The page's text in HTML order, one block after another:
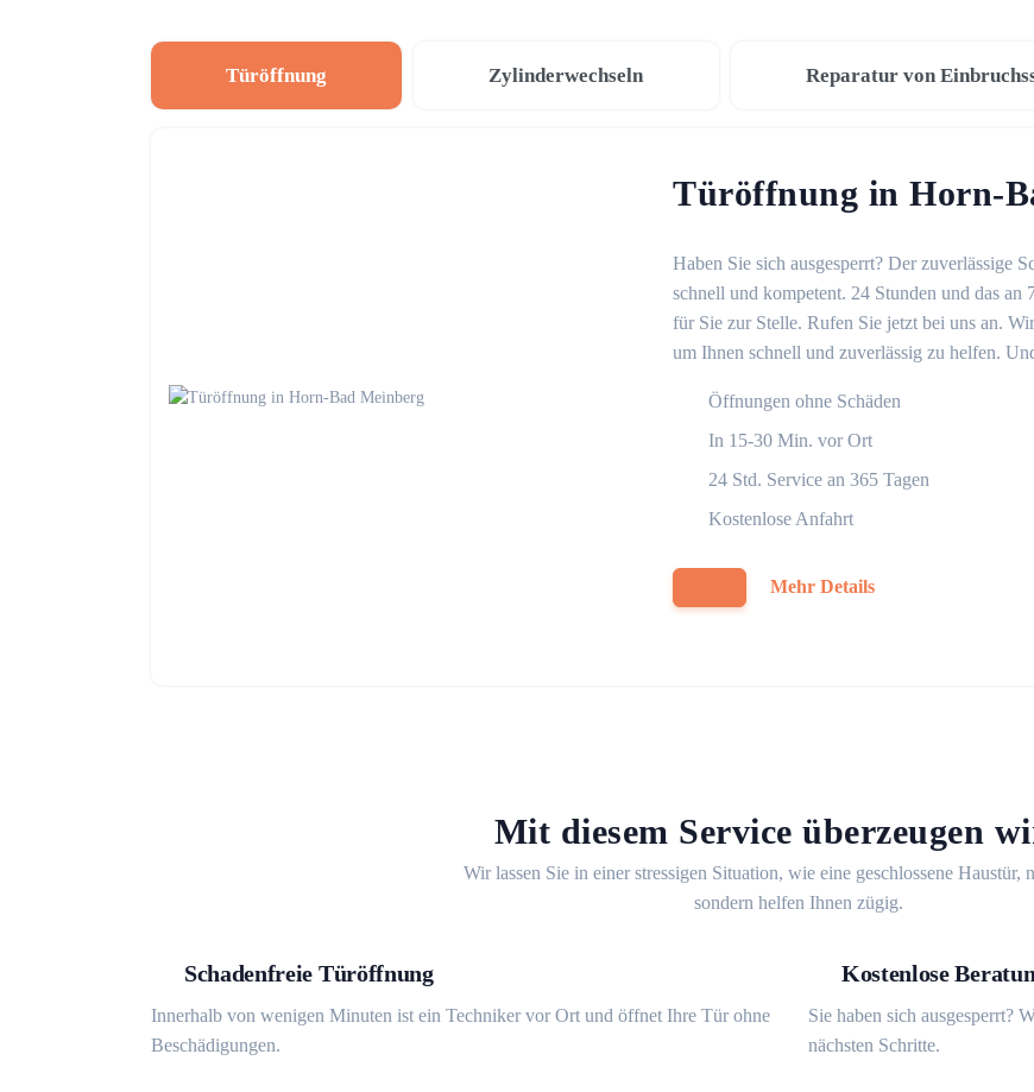
Türöffnung Zylinderwechseln Reparatur von
Türöffnung in Horn-
Haben Sie sich ausgesperrt? Der zuverlässige
schnell und kompetent. 24 Stunden und das an
für Sie zur Stelle. Rufen Sie jetzt bei uns an.
um Ihnen schnell und zuverlässig zu helfen.
Öffnungen ohne Schäden
In 15-30 Min. vor Ort
24 Std. Service an 365 Tagen
Kostenlose Anfahrt
Mehr Details
Mit diesem Service überzeugen
Wir lassen Sie in einer stressigen Situation, wie eine geschlossene Haustür,
sondern helfen Ihnen zügig.
Schadenfreie Türöffnung
Innerhalb von wenigen Minuten ist ein Techniker vor Ort und öffnet Ihre Tür ohne
Beschädigungen.
Kostenlose
Sie haben sich ausgesperrt?
nächsten Schritte.